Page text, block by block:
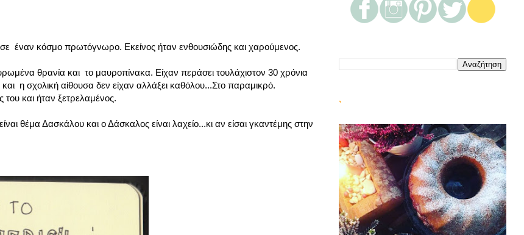
έναν κόσμο πρωτόγνωρο. Εκείνος ήταν ενθουσιώδης και χαρούμενος.
θρανία και το μαυροπίνακα. Είχαν περάσει τουλάχιστον 30 χρόνια
η σχολική αίθουσα δεν είχαν αλλάξει καθόλου...Στο παραμικρό.
του και ήταν ξετρελαμένος.
θέμα Δασκάλου και ο Δάσκαλος είναι λαχείο...κι αν είσαι γκαντέμης στην
`